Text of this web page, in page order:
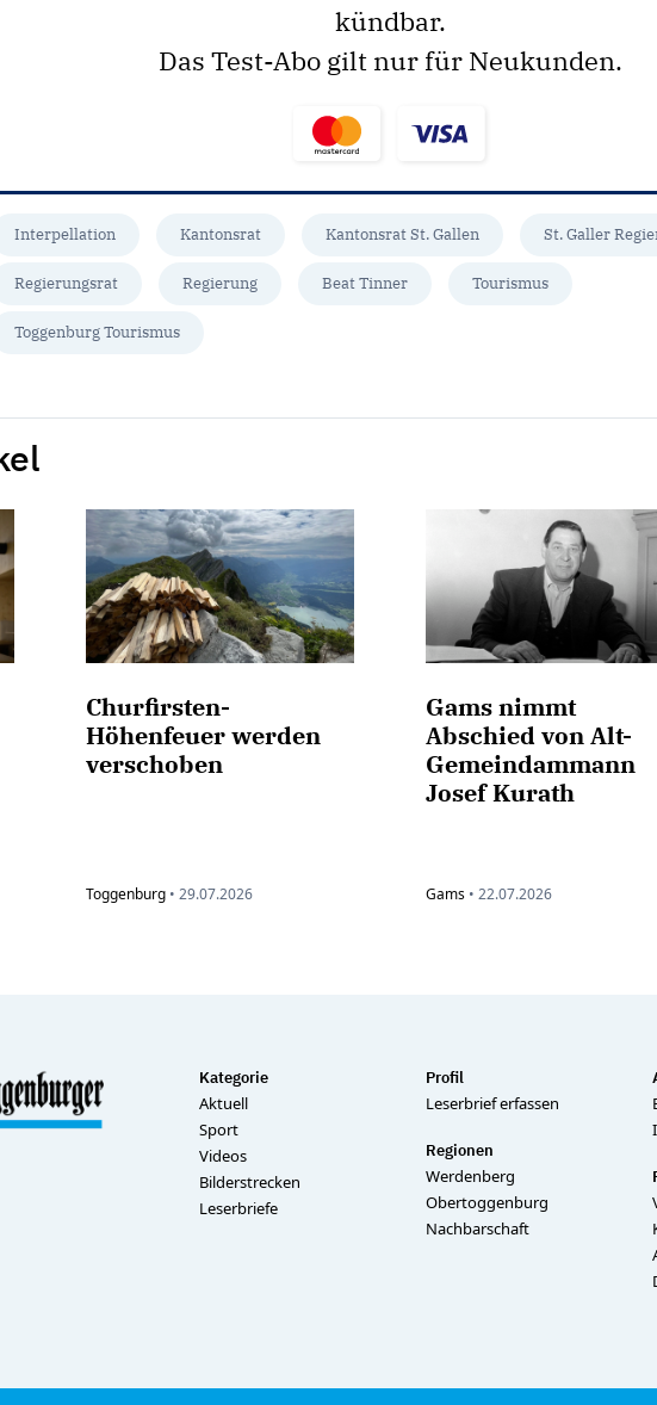
kündbar.
Das Test-Abo gilt nur für Neukunden.
Interpellation Kantonsrat Kantonsrat St. Gallen St. Galler
Regierungsrat Regierung Beat Tinner Tourismus
Toggenburg Tourismus
Churfirsten-
Höhenfeuer werden
verschoben
Toggenburg • 29.07.2026
Gams nimmt
Abschied von Alt-
Gemeindammann
Josef Kurath
Gams • 22.07.2026
Kategorie
Aktuell
Sport
Videos
Bilderstrecken
Leserbriefe
Profil
Leserbrief erfassen
Regionen
Werdenberg
Obertoggenburg
Nachbarschaft